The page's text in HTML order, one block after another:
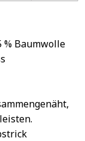
% Baumwolle